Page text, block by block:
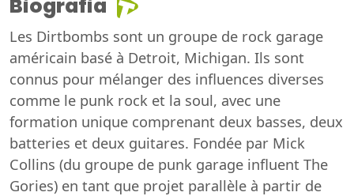
Biografia
Les Dirtbombs sont un groupe de rock garage
américain basé à Detroit, Michigan. Ils sont
connus pour mélanger des influences diverses
comme le punk rock et la soul, avec une
formation unique comprenant deux basses, deux
batteries et deux guitares. Fondée par Mick
Collins (du groupe de punk garage influent The
Gories) en tant que projet parallèle à partir de